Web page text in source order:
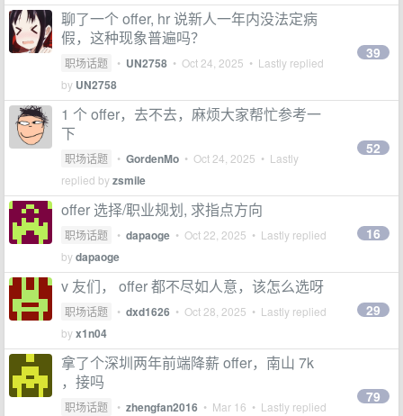
聊了一个 offer, hr 说新人一年内没法定病
假，这种现象普遍吗？
职场话题 • UN2758 • Oct 24, 2025 • Lastly replied
by UN2758
39
1 个 offer，去不去，麻烦大家帮忙参考一
下
职场话题 • GordenMo • Oct 24, 2025 • Lastly
replied byzsmile
52
offer 选择/职业规划, 求指点方向
职场话题 • dapaoge • Oct 22, 2025 • Lastly replied
bydapaoge
16
v 友们， offer 都不尽如人意，该怎么选呀
职场话题 • dxd1626 • Oct 28, 2025 • Lastly replied
byx1n04
29
拿了个深圳两年前端降薪 offer，南山 7k
，接吗
职场话题 • zhengfan2016 • Mar 16 • Lastly replied
79